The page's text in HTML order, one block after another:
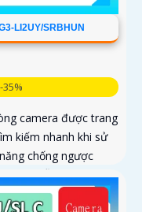
LI2UY/SRBHUN
camera được trang
kiếm nhanh khi sử
chống ngược
và loa hỗ trợ đàm